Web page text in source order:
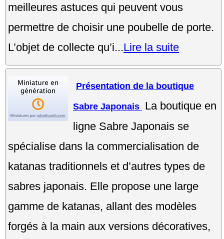
meilleures astuces qui peuvent vous
permettre de choisir une poubelle de porte.
L’objet de collecte qu’i...Lire la suite
Présentation de la boutique
Sabre Japonais La boutique en
ligne Sabre Japonais se
spécialise dans la commercialisation de
katanas traditionnels et d’autres types de
sabres japonais. Elle propose une large
gamme de katanas, allant des modèles
forgés à la main aux versions décoratives,